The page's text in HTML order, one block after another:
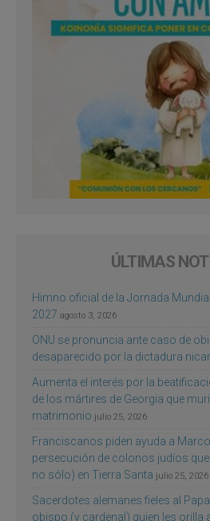
ÚLTIMAS
Himno oficial de la Jornada
2027 agosto 3, 2026
ONU se pronuncia ante caso de
desaparecido por la dictadura
Aumenta el interés por la
de los mártires de Georgia que
matrimonio julio 25, 2026
Franciscanos piden ayuda a
persecución de colonos judíos
no sólo) en Tierra Santa julio 25, 2026
Sacerdotes alemanes fieles al
obispo (y cardenal) quien les orilla